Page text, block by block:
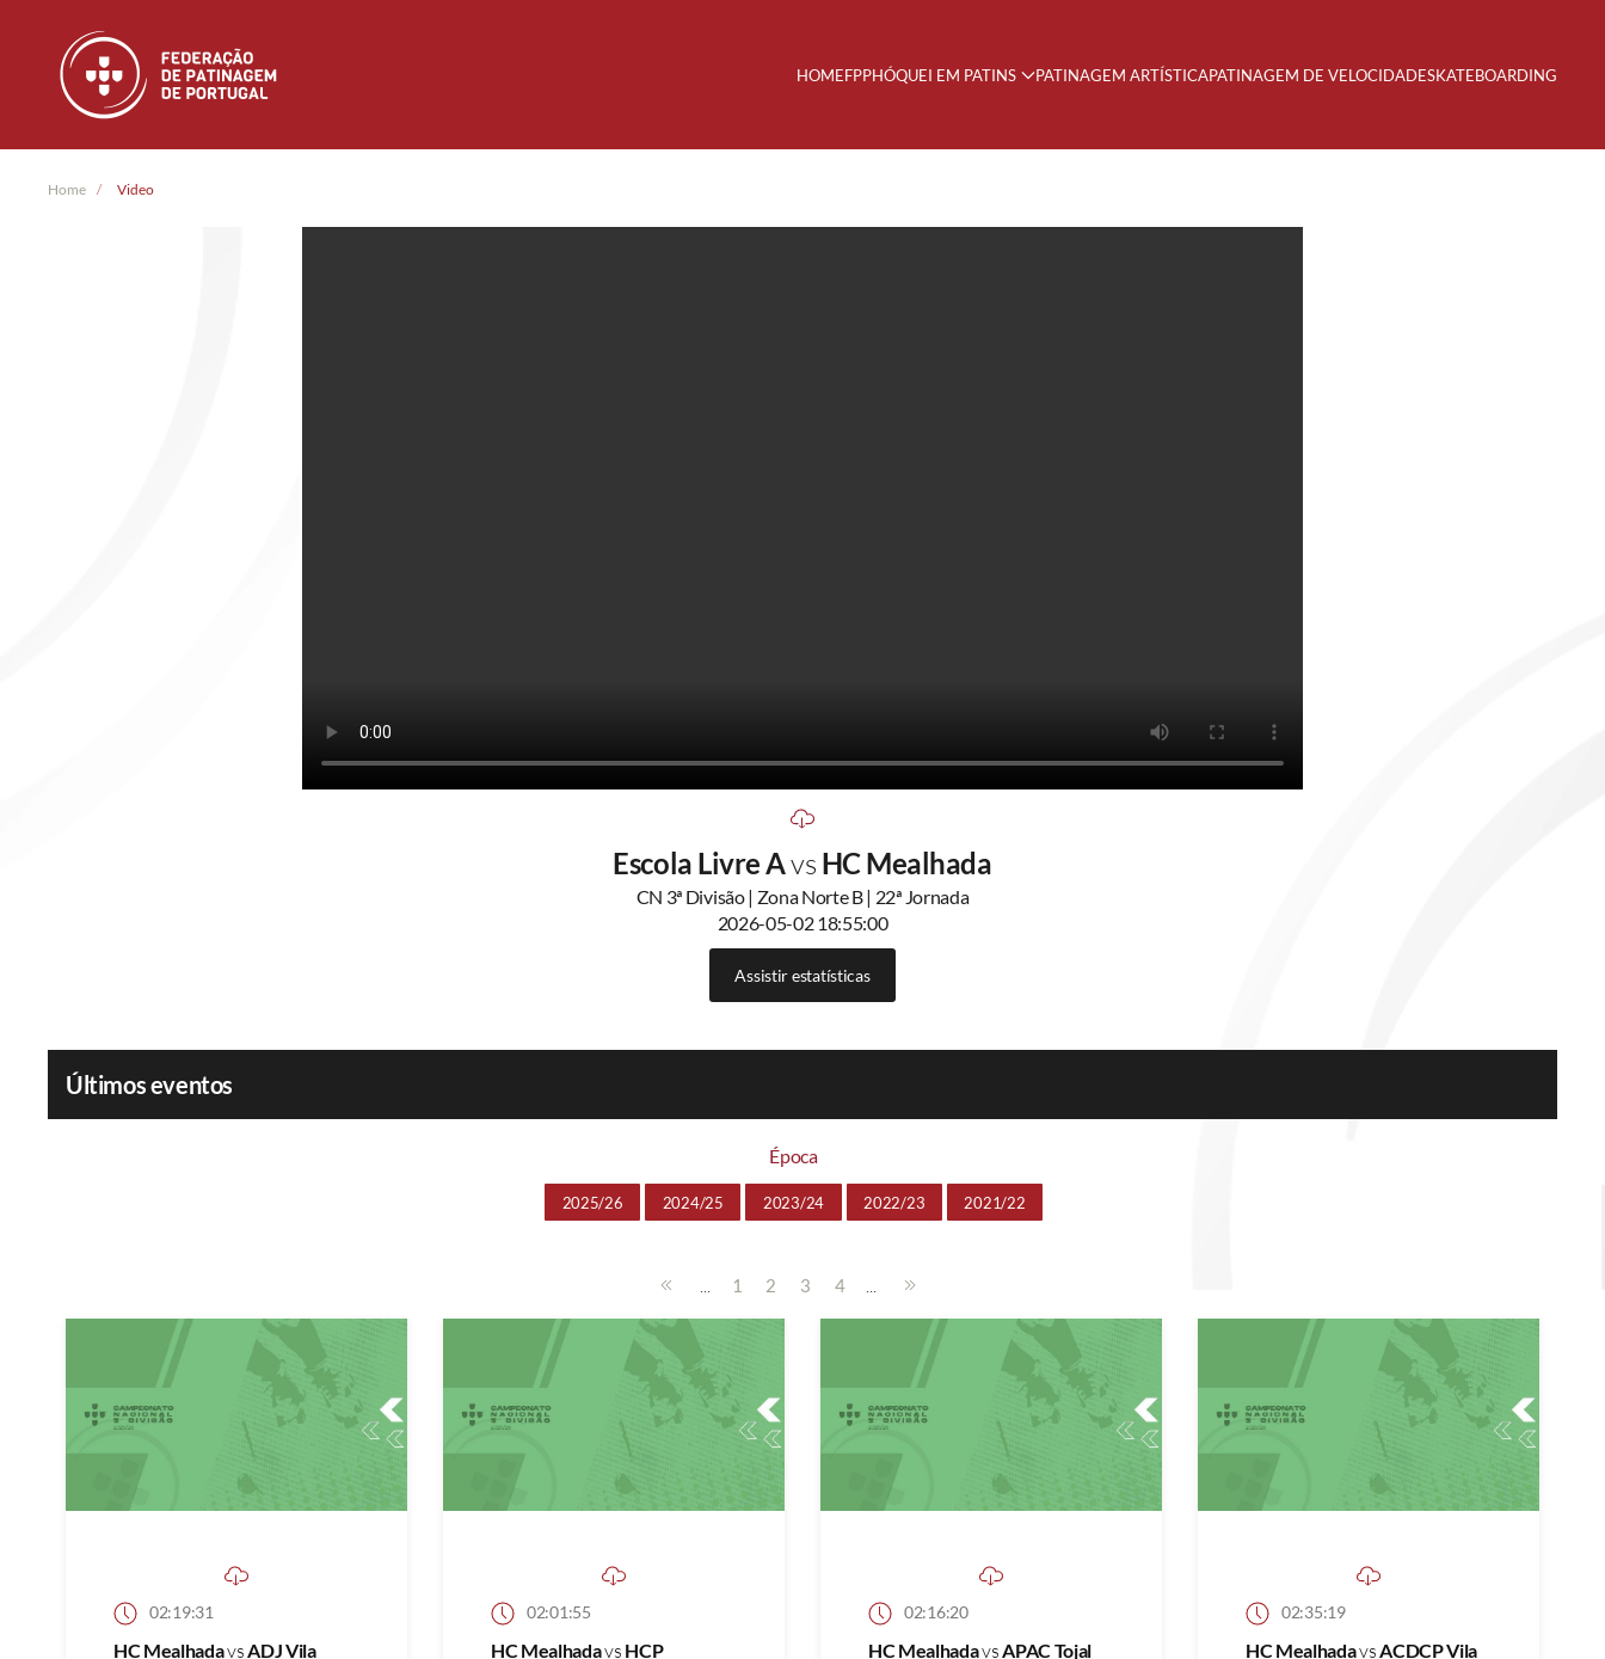
Skip to main content HOMEFPPHÓQUEI EM PATINS PATINAGEM ARTÍSTICAPATINAGEM DE VELOCIDADESKATEBOARDING
Home Video
Escola Livre Avs HC Mealhada
CN 3ª Divisão | Zona Norte B | 22ª Jornada
2026-05-02 18:55:00
Assistir estatísticas
Últimos eventos
Época
2025/26 2024/25 2023/24 2022/23 2021/22
... 1 2 3 4 ...
02:19:31
HC MealhadavsADJ Vila
02:01:55
HC Mealhadavs HCP
02:16:20
HC MealhadavsAPAC Tojal
02:35:19
HC MealhadavsACDCP Vila